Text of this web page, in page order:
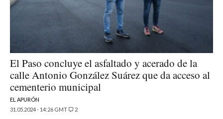
El Paso concluye el asfaltado y acerado de la
calle Antonio González Suárez que da acceso al
cementerio municipal
EL APURÓN
31.05.2024 - 14:26 GMT
2